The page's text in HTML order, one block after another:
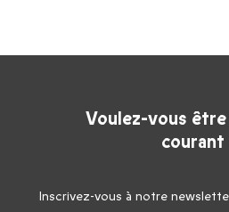
Voulez-vous
courant
Inscrivez-vous à notre